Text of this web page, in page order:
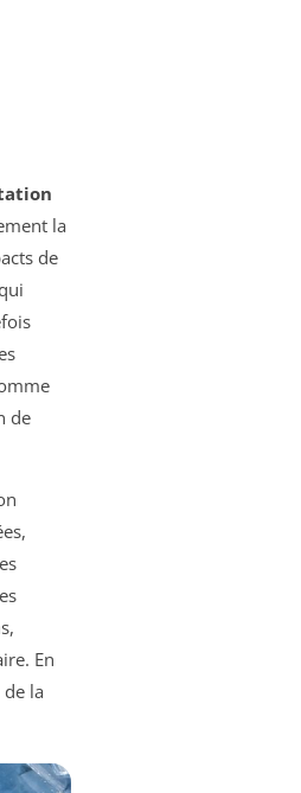
la
de
de
En
la